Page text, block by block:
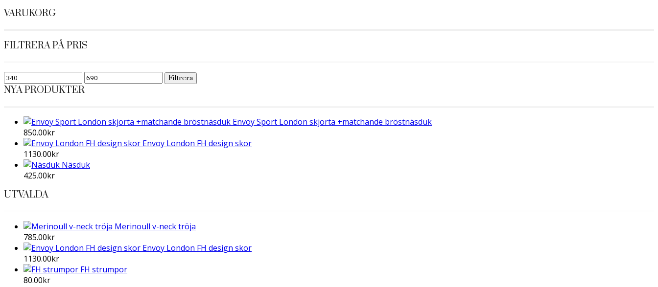
VARUKORG
FILTRERA PÅ PRIS
Min
pris
Max
Filtrera
NYA PRODUKTER
Envoy Sport London skjorta +matchande bröstnäsduk
850.00kr
Envoy London FH design skor
1130.00kr
Näsduk
425.00kr
UTVALDA
Merinoull v-neck tröja
785.00kr
Envoy London FH design skor
1130.00kr
FH strumpor
80.00kr